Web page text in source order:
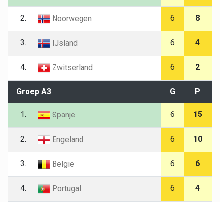
2. Noorwegen 6 8
3. IJsland 6 4
4. Zwitserland 6 2
Groep A3 G P
1. Spanje 6 15
2. Engeland 6 10
3. België 6 6
4. Portugal 6 4